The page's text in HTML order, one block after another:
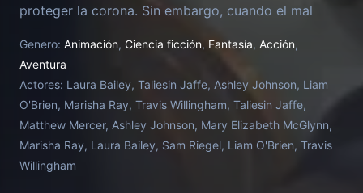
proteger la corona. Sin embargo, cuando el mal
cuenta de que solo ellos pueden restaurar la justicia.
Lo que comenzó como otro día de trabajo es ahora
la historia detrás de los nuevos héroes de Exandria.
Genero: Animación, Ciencia ficción, Fantasía, Acción,
Aventura
Actores: Laura Bailey, Taliesin Jaffe, Ashley Johnson, Liam
O'Brien, Marisha Ray, Travis Willingham, Taliesin Jaffe,
Matthew Mercer, Ashley Johnson, Mary Elizabeth McGlynn,
Marisha Ray, Laura Bailey, Sam Riegel, Liam O'Brien, Travis
Willingham